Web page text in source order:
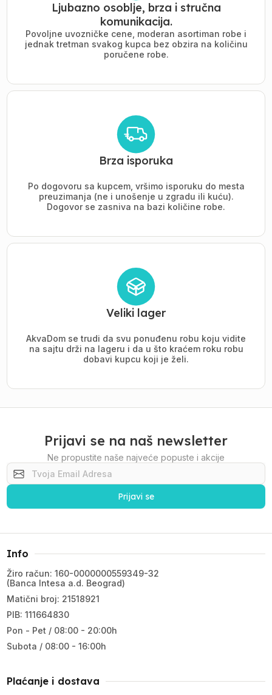
Ljubazno osoblje, brza i stručna
komunikacija.
Povoljne uvozničke cene, moderan asortiman robe i
jednak tretman svakog kupca bez obzira na količinu
poručene robe.
Brza isporuka
Po dogovoru sa kupcem, vršimo isporuku do mesta
preuzimanja (ne i unošenje u zgradu ili kuću).
Dogovor se zasniva na bazi količine robe.
Veliki lager
AkvaDom se trudi da svu ponuđenu robu koju vidite
na sajtu drži na lageru i da u što kraćem roku robu
dobavi kupcu koji je želi.
Prijavi se na naš newsletter
Ne propustite naše najveće popuste i akcije
Prijavi se
Info
Žiro račun: 160-0000000559349-32
(Banca Intesa a.d. Beograd)
Matični broj: 21518921
PIB: 111664830
Pon - Pet / 08:00 - 20:00h
Subota / 08:00 - 16:00h
Plaćanje i dostava